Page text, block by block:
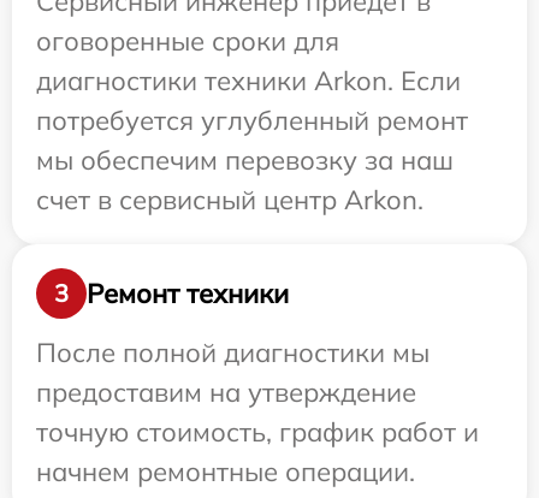
оговоренные сроки для
диагностики техники Arkon. Если
потребуется углубленный ремонт
мы обеспечим перевозку за наш
счет в сервисный центр Arkon.
3
Ремонт техники
После полной диагностики мы
предоставим на утверждение
точную стоимость, график работ и
начнем ремонтные операции.